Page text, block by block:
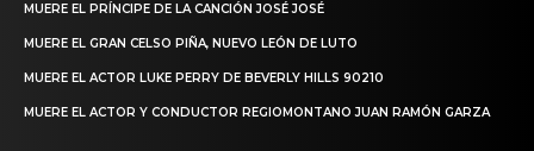
MUERE EL PRÍNCIPE DE LA CANCIÓN JOSÉ JOSÉ
MUERE EL GRAN CELSO PIÑA, NUEVO LEÓN DE LUTO
MUERE EL ACTOR LUKE PERRY DE BEVERLY HILLS 90210
MUERE EL ACTOR Y CONDUCTOR REGIOMONTANO JUAN RAMÓN GARZA